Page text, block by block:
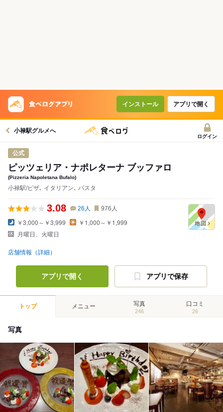
インストール アプリで開く
小禄駅グルメへ
ログイン
公式
ピッツェリア・ナポレターナ ブッファロ
(Pizzeria Napoletana Bufalo)
小禄駅/ピザ､ イタリアン､ パスタ
3.08 26 人 976 人
￥3,000～￥3,999
￥1,000～￥1,999
月曜日、火曜日
店舗情報（詳細）
アプリで開く アプリで保存
トップ メニュー 写真
246
口コミ
26
写真